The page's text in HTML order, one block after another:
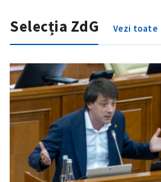
Selecția ZdG Vezi toate